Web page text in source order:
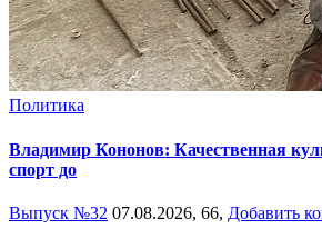
Политика
Владимир Кононов: Качественная
спорт до
Выпуск №32 07.08.2026, 66, Добавить